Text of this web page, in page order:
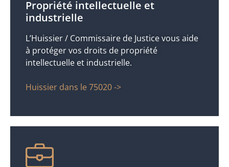
Propriété intellectuelle et
industrielle
L’Huissier / Commissaire de Justice vous aide
à protéger vos droits de propriété
intellectuelle et industrielle.
Huissier dans le 75020 ->